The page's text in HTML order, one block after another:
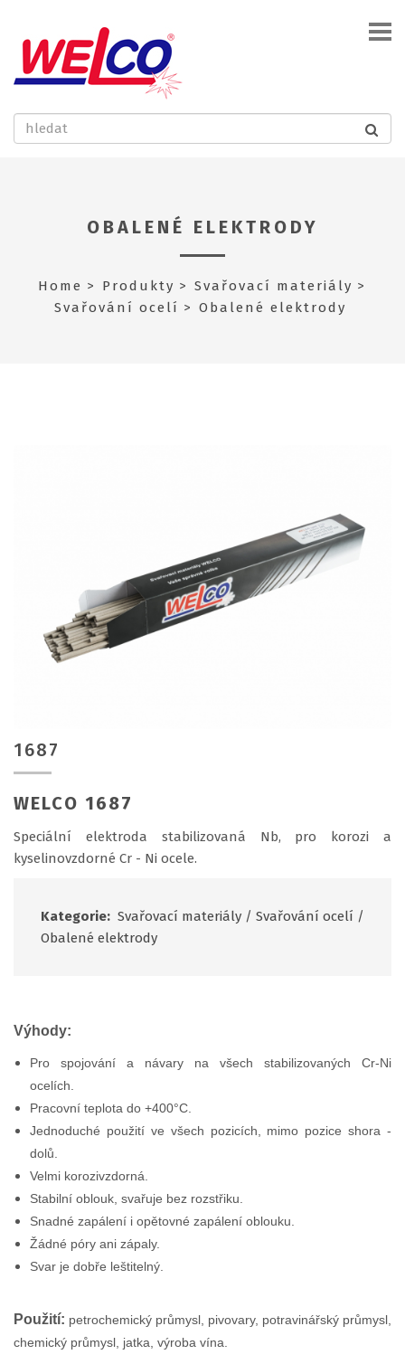
OBALENÉ ELEKTRODY
Home Produkty
Svařovací materiály
Svařování ocelí
Obalené elektrody
1687
WELCO 1687
Speciální elektroda stabilizovaná Nb, pro korozi a
kyselinovzdorné Cr - Ni ocele.
Kategorie: Svařovací materiály / Svařování ocelí /
Obalené elektrody
Výhody:
Pro spojování a návary na všech stabilizovaných Cr-Ni
ocelích.
Pracovní teplota do +400°C.
Jednoduché použití ve všech pozicích, mimo pozice shora -
dolů.
Velmi korozivzdorná.
Stabilní oblouk, svařuje bez rozstřiku.
Snadné zapálení i opětovné zapálení oblouku.
Žádné póry ani zápaly.
Svar je dobře leštitelný.
Použití: petrochemický průmysl, pivovary, potravinářský průmysl,
chemický průmysl, jatka, výroba vína.